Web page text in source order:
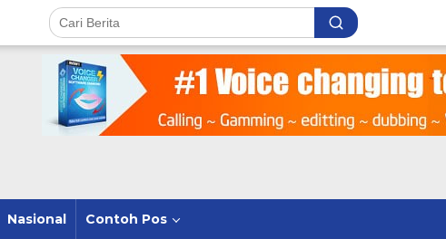
Nasional Contoh Pos